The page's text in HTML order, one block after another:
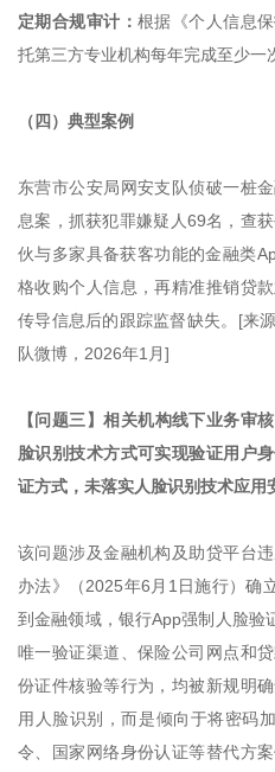
定期合规审计： 根据《个人信息
托第三方专业机构每年完成至少一
（四）典型案例
东营市公安局网安支队侦破一桩
息案，抓获犯罪嫌疑人69名，查
伙与多家具备获客功能的金融类
格收购个人信息，再精准推销贷
传导信息后的跟踪监督缺失。[来
队微博，2026年1月]
【问题三】相关机构线下业务审
脸识别技术方式可实现验证用户
证方式，未落实人脸识别技术应用
该问题涉及金融机构及助贷平台
办法》（2025年6月1日施行）确
到金融领域，银行App强制人脸验
唯一验证渠道、保险公司网点和
份证件核验等行为，均被新规明
用人脸识别，而是倾向于将密码
令、国家网络身份认证等替代方